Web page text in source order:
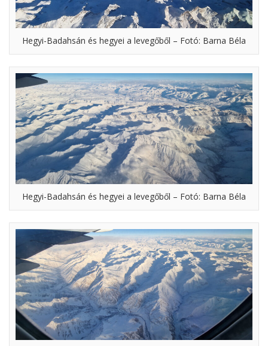
Hegyi-Badahsán és hegyei a levegőből – Fotó: Barna Béla
Hegyi-Badahsán és hegyei a levegőből – Fotó: Barna Béla